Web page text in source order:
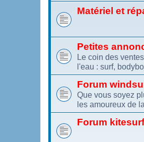
Matériel et
Petites
Le coin des
l'eau : surf,
Forum
Que vous soyez
les amoureux de
Forum kitesurf